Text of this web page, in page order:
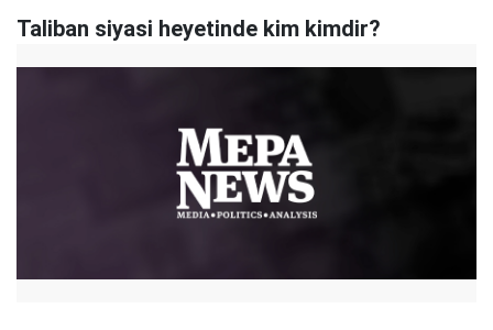
Taliban siyasi heyetinde kim kimdir?